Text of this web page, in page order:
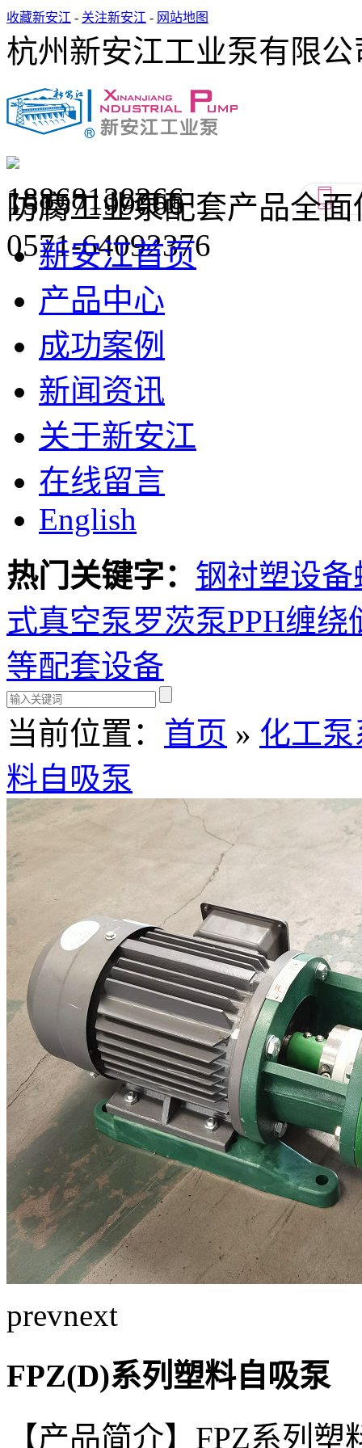
收藏新安江 - 关注新安江 - 网站地图
杭州新安江工业泵有限
防腐工业泵配套产品全面
0571-64092376
15157199066
18868138266
新安江首页
产品中心
成功案例
新闻资讯
关于新安江
在线留言
English
热门关键字： 钢衬塑设备
式真空泵罗茨泵PPH缠绕
等配套设备
当前位置： 首页 » 化工
料自吸泵
prevnext
FPZ(D)系列塑料自吸泵
【产品简介】FPZ系列